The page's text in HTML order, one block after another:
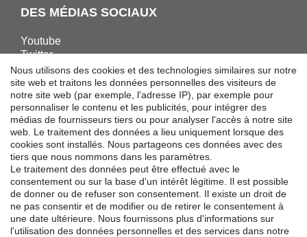
DES MÉDIAS SOCIAUX
Youtube
Twitter
Linkedin
Facebook
Instagram
TÉLÉCHARGEMENTS
Catalogues
Technologie
Certificats
Études
Promotion
Nous utilisons des cookies et des technologies similaires sur notre
site web et traitons les données personnelles des visiteurs de
notre site web (par exemple, l'adresse IP), par exemple pour
personnaliser le contenu et les publicités, pour intégrer des
médias de fournisseurs tiers ou pour analyser l'accès à notre site
web. Le traitement des données a lieu uniquement lorsque des
cookies sont installés. Nous partageons ces données avec des
tiers que nous nommons dans les paramètres.
Le traitement des données peut être effectué avec le
consentement ou sur la base d'un intérêt légitime. Il est possible
de donner ou de refuser son consentement. Il existe un droit de
ne pas consentir et de modifier ou de retirer le consentement à
une date ultérieure. Nous fournissons plus d'informations sur
l'utilisation des données personnelles et des services dans notre